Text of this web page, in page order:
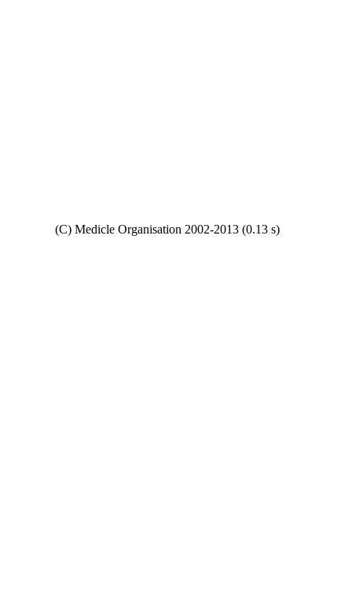
(C) Medicle Organisation 2002-2013 (0.13 s)